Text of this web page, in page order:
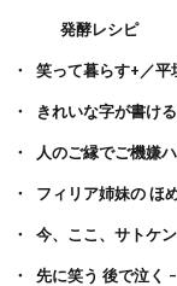
発酵レシピ
笑って暮らす+／平
きれいな字が書け
人のご縁でご機嫌
フィリア姉妹の ほ
今、ここ、サトケン
先に笑う 後で泣く